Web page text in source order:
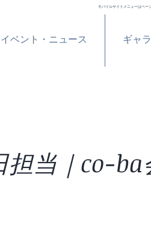
モバイルサイトメニューはペー
ベント・ニュース ギャ
当｜co-ba